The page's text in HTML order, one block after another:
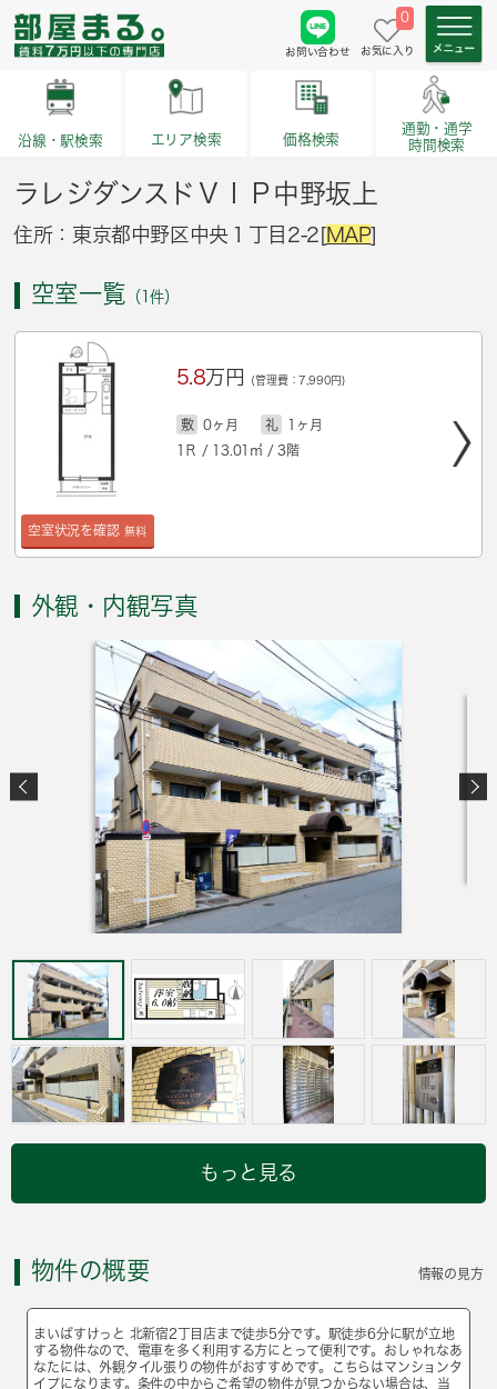
お問い合わせ
0
お気に入り
沿線・駅検索 エリア検索 価格検索
通勤・通学
時間検索
ラレジダンスドＶＩＰ中野坂上
住所：東京都中野区中央１丁目2-2[MAP]
空室一覧 （1件）
空室状況を確認 無料
5.8万円 (管理費：7,990円)
敷 0ヶ月 礼
1ヶ月
1Ｒ / 13.01㎡ / 3階
外観・内観写真
もっと見る
物件の概要 情報の見方
まいばすけっと 北新宿2丁目店まで徒歩5分です。駅徒歩6分に駅が立地
する物件なので、電車を多く利用する方にとって便利です。おしゃれなあ
なたには、外観タイル張りの物件がおすすめです。こちらはマンションタ
イプになります。条件の中からご希望の物件が見つからない場合は、当